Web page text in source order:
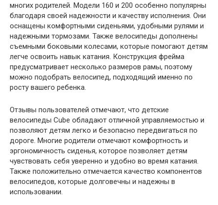
многих родителей. Модели 160 и 200 особенно популярны
благодаря своей надежности и качеству исполнения. Они
оснащены комфортными сиденьями, удобными рулями и
надежными тормозами. Также велосипеды дополнены
съемными боковыми колесами, которые помогают детям
легче освоить навык катания. Конструкция фрейма
предусматривает несколько размеров рамы, поэтому
можно подобрать велосипед, подходящий именно по
росту вашего ребенка.
Отзывы пользователей отмечают, что детские
велосипеды Cube обладают отличной управляемостью и
позволяют детям легко и безопасно передвигаться по
дороге. Многие родители отмечают комфортность и
эргономичность сиденья, которое позволяет детям
чувствовать себя уверенно и удобно во время катания.
Также положительно отмечается качество компонентов
велосипедов, которые долговечны и надежны в
использовании.